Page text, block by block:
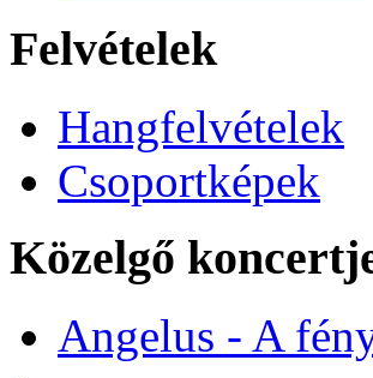
Felvételek
Hangfelvételek
Csoportképek
Közelgő
Angelus - A